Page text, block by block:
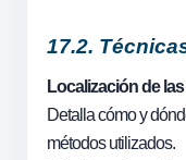
17.2.
Localización de
Detalla cómo y
métodos utilizados.